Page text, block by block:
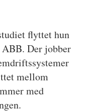
flyttet hun
Der jobber
mellom
med